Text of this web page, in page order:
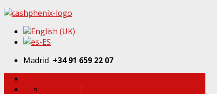
Madrid +34 91 659 22 07